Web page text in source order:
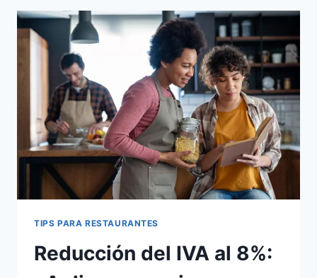
AL
15%:
¿CÓMO
MANTENERTE
COMPETITIVO
EN
EL
MUNDO
DE
LOS
RESTAURANTES?
TIPS PARA RESTAURANTES
Reducción del IVA al 8%: